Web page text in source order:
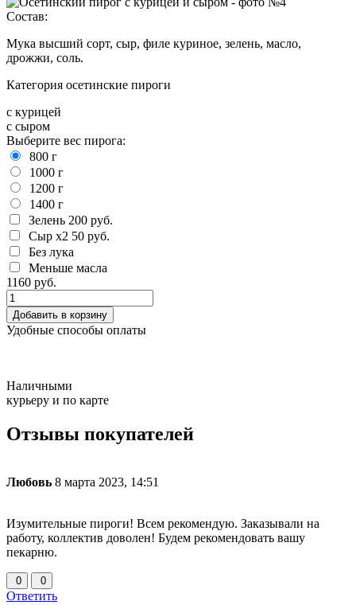
Состав:
Мука высший сорт, сыр, филе куриное, зелень, масло,
дрожжи, соль.
Категория осетинские пироги
с курицей
с сыром
Выберите вес пирога:
800 г
1000 г
1200 г
1400 г
Зелень 200 руб.
Сыр х2 50 руб.
Без лука
Меньше масла
1160 руб.
Добавить в корзину
Удобные способы оплаты
Наличными
курьеру и по карте
Отзывы покупателей
Любовь 8 марта 2023, 14:51
Изумительные пироги! Всем рекомендую. Заказывали на
работу, коллектив доволен! Будем рекомендовать вашу
пекарню.
0 0
Ответить